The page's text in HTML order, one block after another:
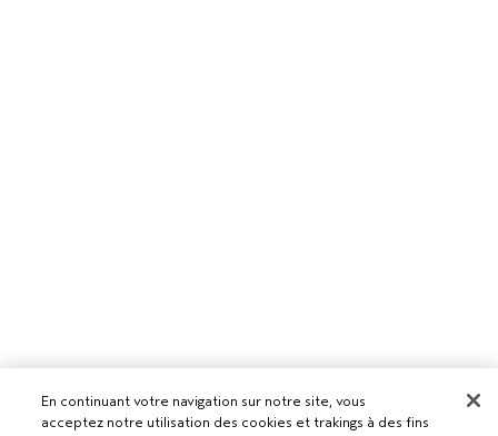
En continuant votre navigation sur notre site, vous
acceptez notre utilisation des cookies et trakings à des fins